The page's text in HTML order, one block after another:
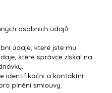
osobních údajů
údaje, které jste mu
které správce získal na
identifikační a kontaktní
plnění smlouvy.